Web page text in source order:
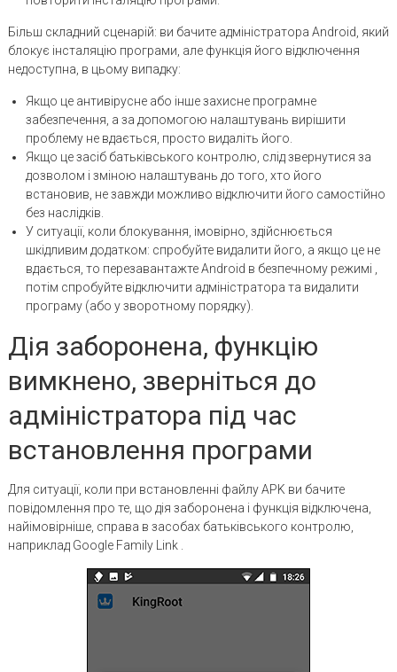
Більш складний сценарій: ви бачите адміністратора Android, який
блокує інсталяцію програми, але функція його відключення
недоступна, в цьому випадку:
Якщо це антивірусне або інше захисне програмне
забезпечення, а за допомогою налаштувань вирішити
проблему не вдається, просто видаліть його.
Якщо це засіб батьківського контролю, слід звернутися за
дозволом і зміною налаштувань до того, хто його
встановив, не завжди можливо відключити його самостійно
без наслідків.
У ситуації, коли блокування, імовірно, здійснюється
шкідливим додатком: спробуйте видалити його, а якщо це не
вдається, то перезавантажте Android в безпечному режимі ,
потім спробуйте відключити адміністратора та видалити
програму (або у зворотному порядку).
Дія заборонена, функцію
вимкнено, зверніться до
адміністратора під час
встановлення програми
Для ситуації, коли при встановленні файлу APK ви бачите
повідомлення про те, що дія заборонена і функція відключена,
найімовірніше, справа в засобах батьківського контролю,
наприклад Google Family Link .